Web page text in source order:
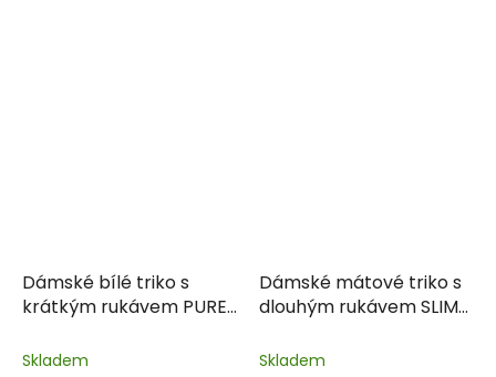
Dámské bílé triko s
krátkým rukávem PURE
Skladem
Dámské mátové triko s
dlouhým rukávem SLIM
Skladem